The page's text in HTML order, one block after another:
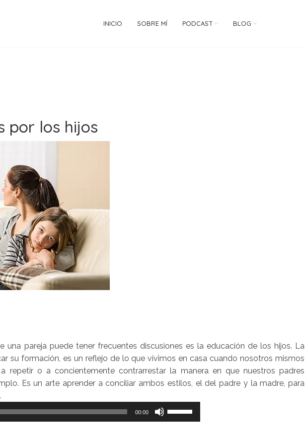
INICIO SOBRE MÍ PODCAST BLOG
por los hijos
una pareja puede tener frecuentes discusiones es la educación de los hijos. La
su formación, es un reflejo de lo que vivimos en casa cuando nosotros mismos
repetir o a concientemente contrarrestar la manera en que nuestros padres
Es un arte aprender a conciliar ambos estilos, el del padre y la madre, para
00:00
Utiliza
las